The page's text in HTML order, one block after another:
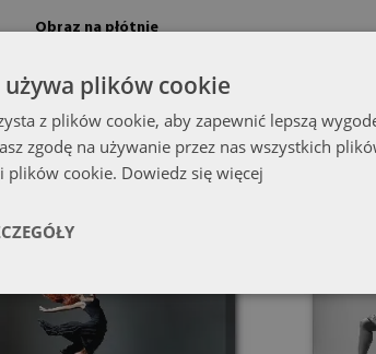
Obraz na płótnie
100x50 cm 154.99 zł
plików cookie
z plików cookie, aby zapewnić lepszą
zgodę na używanie przez nas wszystkich
plików cookie. Dowiedz się więcej